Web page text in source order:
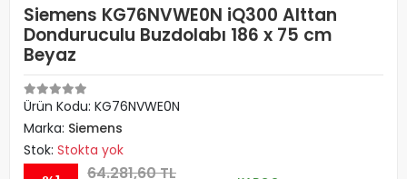
Siemens KG76NVWE0N iQ300 Alttan
Donduruculu Buzdolabı 186 x 75 cm
Beyaz
Ürün Kodu: KG76NVWE0N
Marka: Siemens
Stok: Stokta yok
64.281,60 TL